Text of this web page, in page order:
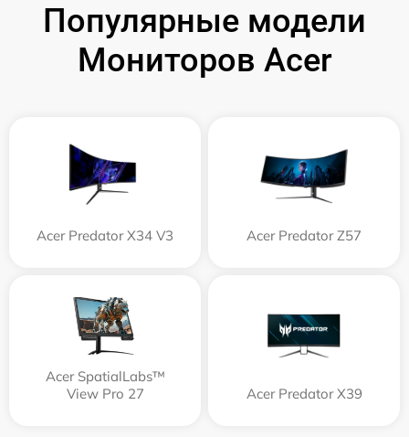
Популярные модели
Мониторов Acer
Acer Predator X34 V3 Acer Predator Z57
Acer SpatialLabs™
View Pro 27
Acer Predator X39